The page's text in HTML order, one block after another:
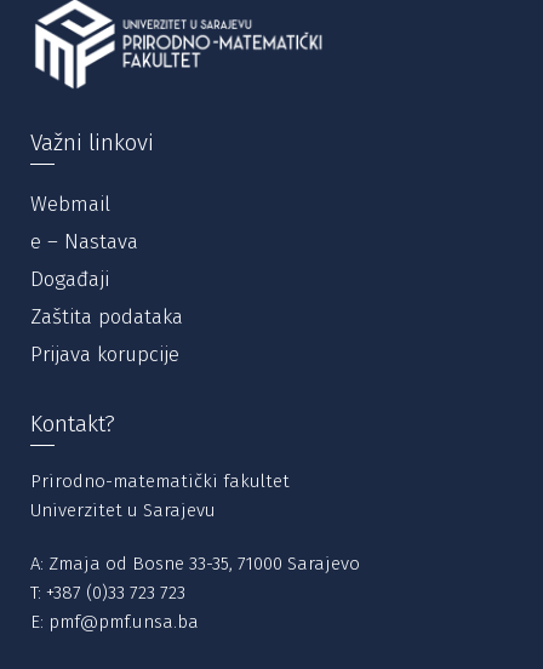
Važni linkovi
Webmail
e – Nastava
Događaji
Zaštita podataka
Prijava korupcije
Kontakt?
Prirodno-matematički fakultet
Univerzitet u Sarajevu
A: Zmaja od Bosne 33-35, 71000 Sarajevo
T: +387 (0)33 723 723
E: pmf@pmf.unsa.ba